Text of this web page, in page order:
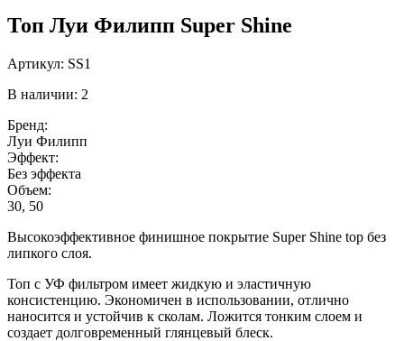
Топ Луи Филипп Super Shine
Артикул: SS1
В наличии: 2
Бренд:
Луи Филипп
Эффект:
Без эффекта
Объем:
30, 50
Высокоэффективное финишное покрытие Super Shine top без
липкого слоя.
Топ с УФ фильтром имеет жидкую и эластичную
консистенцию. Экономичен в использовании, отлично
наносится и устойчив к сколам. Ложится тонким слоем и
создает долговременный глянцевый блеск.